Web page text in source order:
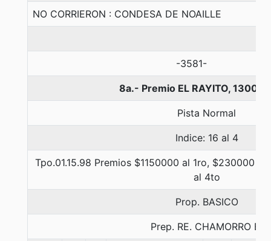
NO CORRIERON : CONDESA DE NOAILLE
-3581-
8a.- Premio EL RAYITO, 1300
Pista Normal
Indice: 16 al 4
Tpo.01.15.98 Premios $1150000 al 1ro, $230000
al 4to
Prop. BASICO
Prep. RE. CHAMORRO B.